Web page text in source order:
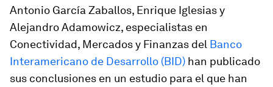
Antonio García Zaballos, Enrique Iglesias y
Alejandro Adamowicz, especialistas en
Conectividad, Mercados y Finanzas del Banco
Interamericano de Desarrollo (BID) han publicado
sus conclusiones en un estudio para el que han